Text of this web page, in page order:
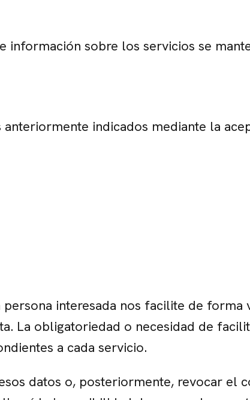
información sobre los servicios se
indicados mediante la
interesada nos facilite de forma
La obligatoriedad o necesidad de
a cada servicio.
datos o, posteriormente, revocar el